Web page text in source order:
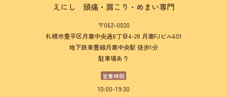
えにし 頭痛・肩こり・めまい専門
〒062-0020
札幌市豊平区月寒中央通8丁目4-28 月寒FJビル601
地下鉄東豊線月寒中央駅 徒歩1分
駐車場あり
営業時間
10:00-19:30